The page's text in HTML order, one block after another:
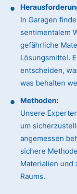
In Garagen
sentimentalem
gefährliche
Lösungsmittel.
entscheiden,
was behalten
Methoden:
Unsere
um
angemessen
sichere
Materialien und
Raums.